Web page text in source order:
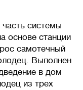
часть системы
основе станции
самотечный
Выполнен
в дом
из трех